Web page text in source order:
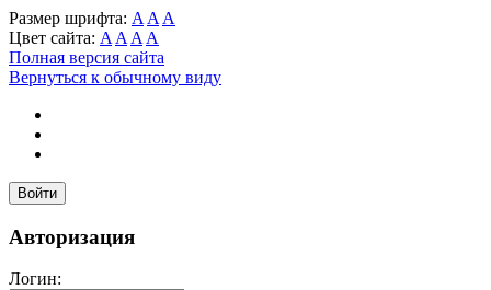
Размер шрифта: A A A
Цвет сайта: A A A A
Полная версия сайта
Вернуться к обычному виду
Войти
Авторизация
Логин: